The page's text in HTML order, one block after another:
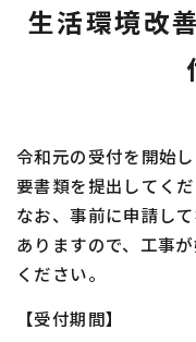
生活環境改
令和元の受付を開始
要書類を提出してくだ
なお、事前に申請し
ありますので、工事
ください。
【受付期間】